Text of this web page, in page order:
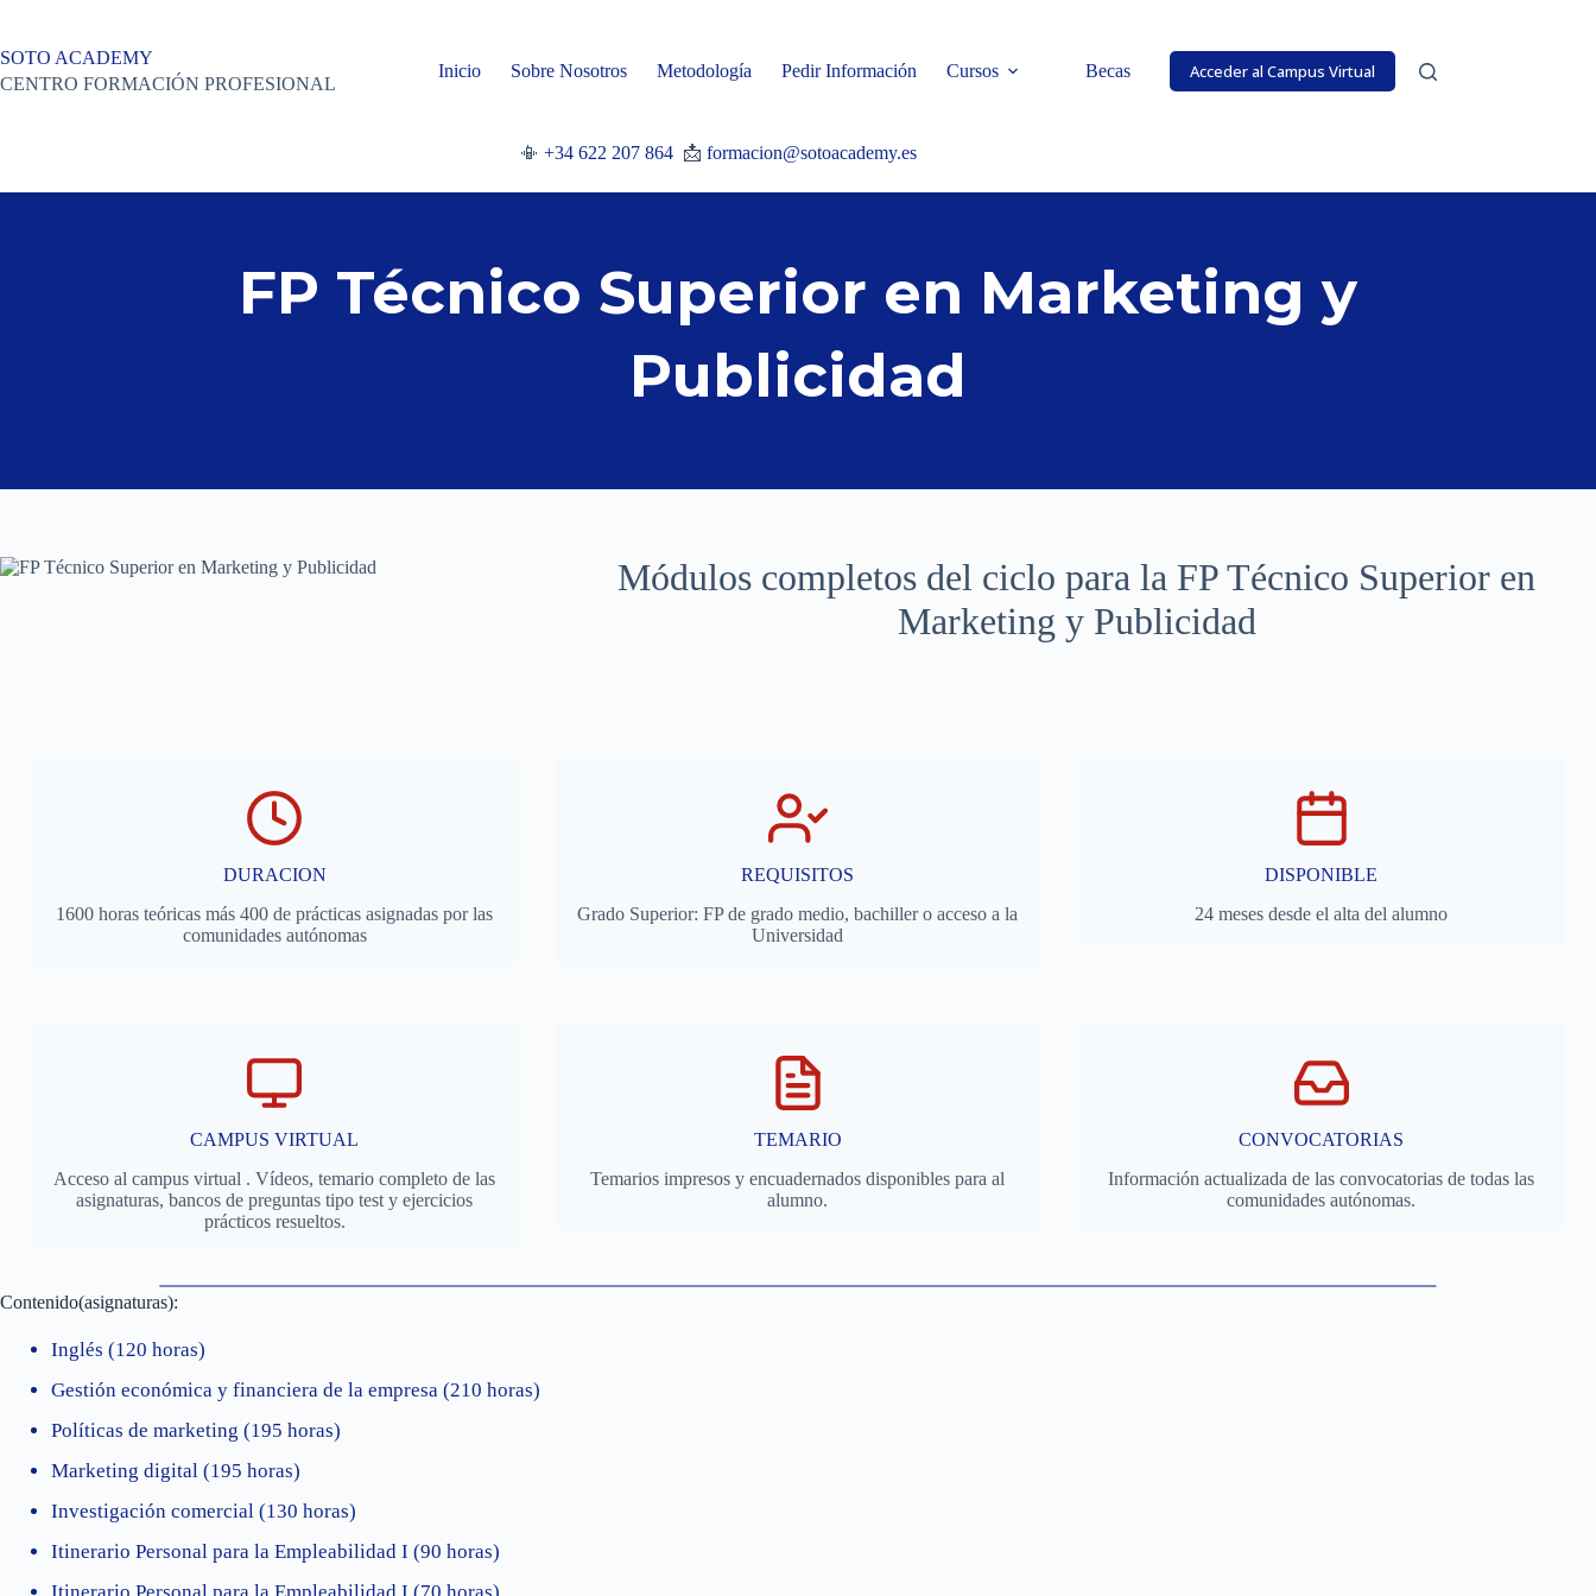
contenido
SOTO ACADEMY
CENTRO FORMACIÓN PROFESIONAL
Inicio Sobre Nosotros Metodología Pedir Información Cursos Becas Acceder al Campus Virtual
📳 +34 622 207 864📩 formacion@sotoacademy.es
FP Técnico Superior en Marketing y
Publicidad
Módulos completos del ciclo para la FP Técnico Superior en
Marketing y Publicidad
DURACION
1600 horas teóricas más 400 de prácticas asignadas por las
comunidades autónomas
REQUISITOS
Grado Superior: FP de grado medio, bachiller o acceso a la
Universidad
DISPONIBLE
24 meses desde el alta del alumno
CAMPUS VIRTUAL
Acceso al campus virtual . Vídeos, temario completo de las
asignaturas, bancos de preguntas tipo test y ejercicios
prácticos resueltos.
TEMARIO
Temarios impresos y encuadernados disponibles para al
alumno.
CONVOCATORIAS
Información actualizada de las convocatorias de todas las
comunidades autónomas.
Contenido(asignaturas):
Inglés (120 horas)
Gestión económica y financiera de la empresa (210 horas)
Políticas de marketing (195 horas)
Marketing digital (195 horas)
Investigación comercial (130 horas)
Itinerario Personal para la Empleabilidad I (90 horas)